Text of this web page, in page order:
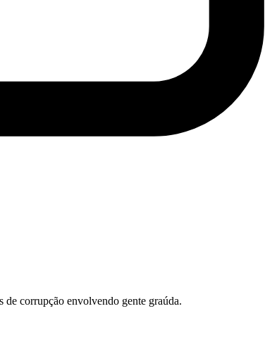
de corrupção envolvendo gente graúda.